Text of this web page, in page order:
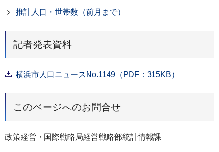
推計人口・世帯数（前月まで）
記者発表資料
横浜市⼈⼝ニュースNo.1149（PDF：315KB）
このページへのお問合せ
政策経営・国際戦略局経営戦略部統計情報課